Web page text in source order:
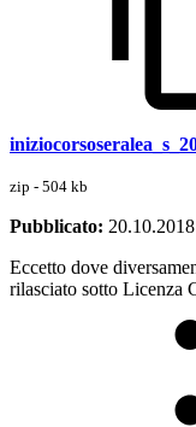
zip - 504 kb
Pubblicato: 20.10.2018
Eccetto dove
rilasciato sotto Licenza